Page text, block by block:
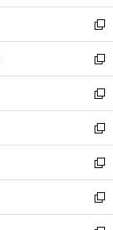
ウ
で
開
く
ン
ド
ウ
で
開
く
新
し
い
ウ
ィ
ン
ド
ウ
で
開
く
新
し
い
ウ
ィ
ン
ド
ウ
で
開
新
し
い
ウ
ィ
ン
ド
ウ
新
し
い
ウ
ィ
ン
新
し
い
ウ
新
し